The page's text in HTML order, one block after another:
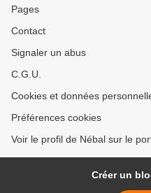
Pages
Contact
Signaler un abus
C.G.U.
Cookies et données
Préférences cookies
Voir le profil de Nébal sur le
Créer un